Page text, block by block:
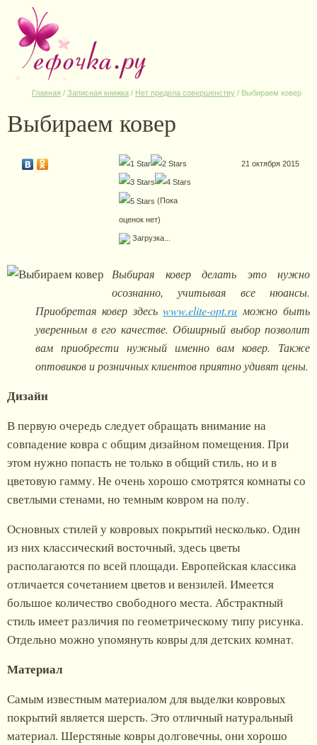
Главная / Записная книжка / Нет предела совершенству / Выбираем ковер
Выбираем ковер
(Пока
оценок нет)
Загрузка...
21 октября 2015
Выбирая ковер делать это нужно
осознанно, учитывая все нюансы.
Приобретая ковер здесьwww.elite-opt.ru можно быть
уверенным в его качестве. Обширный выбор позволит
вам приобрести нужный именно вам ковер. Также
оптовиков и розничных клиентов приятно удивят цены.
Дизайн
В первую очередь следует обращать внимание на
совпадение ковра с общим дизайном помещения. При
этом нужно попасть не только в общий стиль, но и в
цветовую гамму. Не очень хорошо смотрятся комнаты со
светлыми стенами, но темным ковром на полу.
Основных стилей у ковровых покрытий несколько. Один
из них классический восточный, здесь цветы
располагаются по всей площади. Европейская классика
отличается сочетанием цветов и вензилей. Имеется
большое количество свободного места. Абстрактный
стиль имеет различия по геометрическому типу рисунка.
Отдельно можно упомянуть ковры для детских комнат.
Материал
Самым известным материалом для выделки ковровых
покрытий является шерсть. Это отличный натуральный
материал. Шерстяные ковры долговечны, они хорошо